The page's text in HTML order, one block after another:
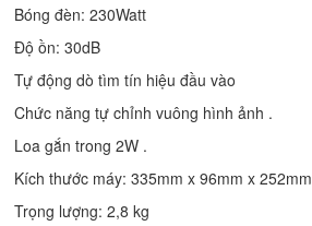
Bóng đèn: 230Watt
Độ ồn: 30dB
Tự động dò tìm tín hiệu đầu vào
Chức năng tự chỉnh vuông hình ảnh .
Loa gắn trong 2W .
Kích thước máy: 335mm x 96mm x 252mm
Trọng lượng: 2,8 kg